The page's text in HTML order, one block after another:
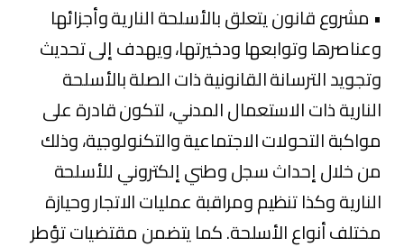
• مشروع قانون يتعلق بالأسلحة النارية وأجزائها
وعناصرها وتوابعها ودخيرتها، ويهدف إلى تحديث
وتجويد الترسانة القانونية ذات الصلة بالأسلحة
النارية ذات الاستعمال المدني، لتكون قادرة على
مواكبة التحولات الاجتماعية والتكنولوجية، وذلك
من خلال إحداث سجل وطني إلكتروني للأسلحة
النارية وكذا تنظيم ومراقبة عمليات الاتجار وحيازة
مختلف أنواع الأسلحة. كما يتضمن مقتضيات تؤطر